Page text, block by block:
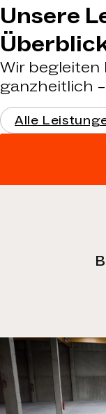
Unsere
Wir
ganzheitlich
Alle